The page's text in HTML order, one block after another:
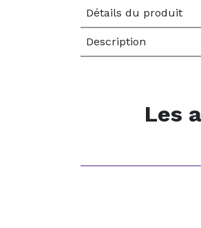
Détails du produit
Description
Les